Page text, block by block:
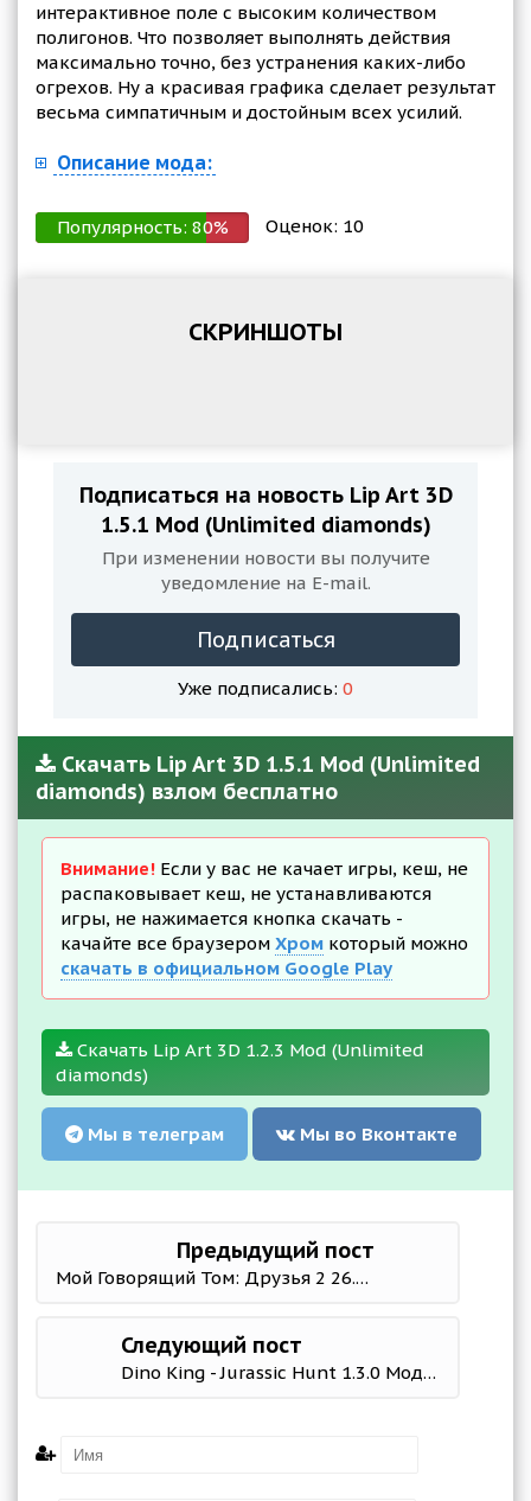
интерактивное поле с высоким количеством
полигонов. Что позволяет выполнять действия
максимально точно, без устранения каких-либо
огрехов. Ну а красивая графика сделает результат
весьма симпатичным и достойным всех усилий.
Описание мода:
Популярность: 80% Оценок: 10
СКРИНШОТЫ
Подписаться на новость Lip Art 3D
1.5.1 Mod (Unlimited diamonds)
При изменении новости вы получите
уведомление на E-mail.
Подписаться
Уже подписались: 0
Скачать Lip Art 3D 1.5.1 Mod (Unlimited
diamonds) взлом бесплатно
Внимание! Если у вас не качает игры, кеш, не
распаковывает кеш, не устанавливаются
игры, не нажимается кнопка скачать -
качайте все браузером Хром который можно
скачать в официальном Google Play
Скачать Lip Art 3D 1.2.3 Mod (Unlimited
diamonds)
Мы в телеграм Мы во Вконтакте
Предыдущий пост
Мой Говорящий Том: Друзья 2 26.3.3.25488 Мод (Много монет)
Следующий пост
Dino King - Jurassic Hunt 1.3.0 Мод меню